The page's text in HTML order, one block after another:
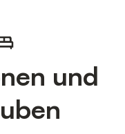
und